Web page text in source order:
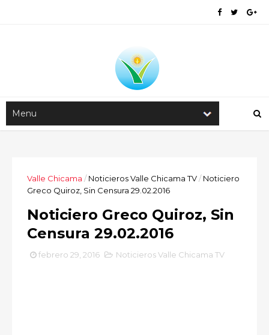
Valle Chicama / Noticieros Valle Chicama TV/ Noticiero
Greco Quiroz, Sin Censura 29.02.2016
Noticiero Greco Quiroz, Sin
Censura 29.02.2016
febrero 29, 2016 Noticieros Valle Chicama TV